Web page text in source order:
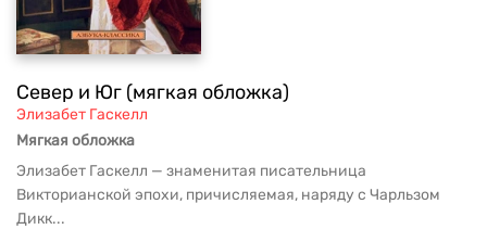
Север и Юг (мягкая обложка)
Элизабет Гаскелл
Мягкая обложка
Элизабет Гаскелл — знаменитая писательница
Викторианской эпохи, причисляемая, наряду с Чарльзом
Дикк...